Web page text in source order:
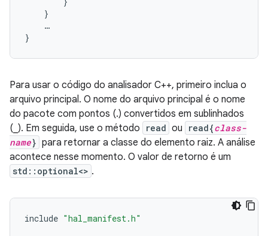
}
…
}
Para usar o código do analisador C++, primeiro inclua o
arquivo principal. O nome do arquivo principal é o nome
do pacote com pontos (.) convertidos em sublinhados
(_). Em seguida, use o método
read ou read{class-
name} para retornar a classe do elemento raiz. A análise
acontece nesse momento. O valor de retorno é um
std::optional<> .
include "hal_manifest.h"